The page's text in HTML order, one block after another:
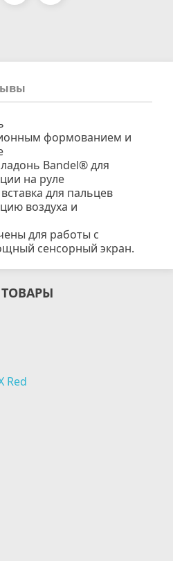
формованием и
Bandel® для
на руле
для пальцев
воздуха и
для работы с
сенсорный экран.
Red